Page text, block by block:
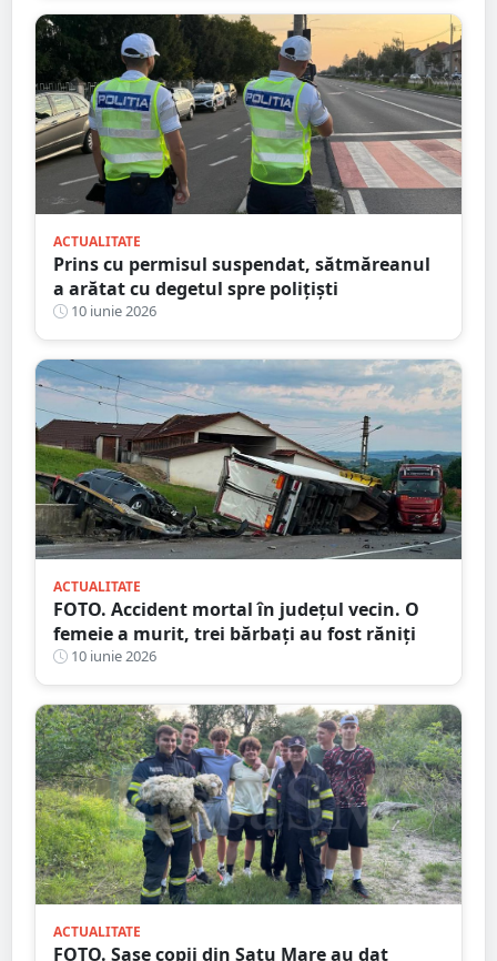
ACTUALITATE
Prins cu permisul suspendat, sătmăreanul
a arătat cu degetul spre polițiști
10 iunie 2026
ACTUALITATE
FOTO. Accident mortal în județul vecin. O
femeie a murit, trei bărbați au fost răniți
10 iunie 2026
ACTUALITATE
FOTO. Șase copii din Satu Mare au dat